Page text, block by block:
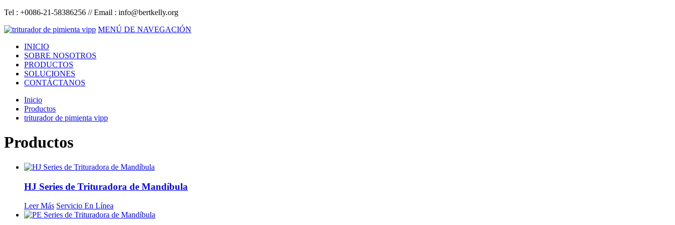
Tel : +0086-21-58386256 // Email : info@bertkelly.org
MENÚ DE NAVEGACIÓN
INICIO
SOBRE NOSOTROS
PRODUCTOS
SOLUCIONES
CONTÁCTANOS
Inicio
Productos
triturador de pimienta vipp
Productos
HJ Series de Trituradora de Mandíbula
Leer Más Servicio En Línea